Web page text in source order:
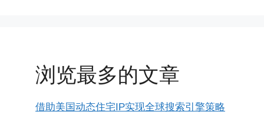
浏览最多的文章
借助美国动态住宅IP实现全球搜索引擎策略